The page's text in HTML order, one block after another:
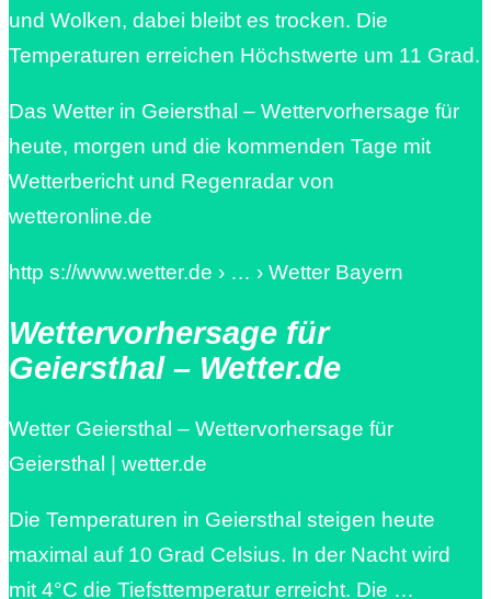
und Wolken, dabei bleibt es trocken. Die
Temperaturen erreichen Höchstwerte um 11 Grad.
Das Wetter in Geiersthal – Wettervorhersage für
heute, morgen und die kommenden Tage mit
Wetterbericht und Regenradar von
wetteronline.de
http s://www.wetter.de › … › Wetter Bayern
Wettervorhersage für
Geiersthal – Wetter.de
Wetter Geiersthal – Wettervorhersage für
Geiersthal | wetter.de
Die Temperaturen in Geiersthal steigen heute
maximal auf 10 Grad Celsius. In der Nacht wird
mit 4°C die Tiefsttemperatur erreicht. Die …